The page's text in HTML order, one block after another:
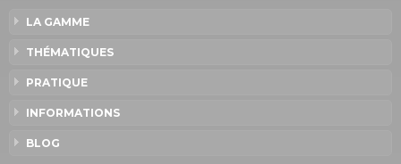
LA GAMME
THÉMATIQUES
PRATIQUE
INFORMATIONS
BLOG